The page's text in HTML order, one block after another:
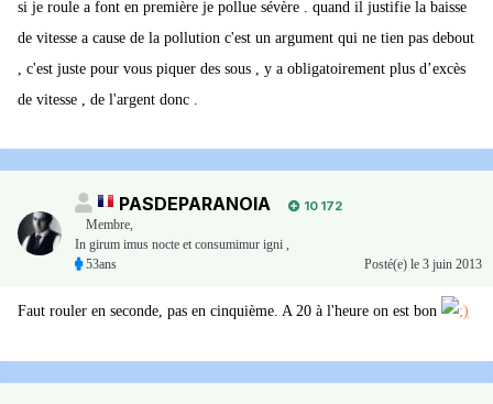
si je roule a font en première je pollue sévère . quand il justifie la baisse
de vitesse a cause de la pollution c'est un argument qui ne tien pas debout
, c'est juste pour vous piquer des sous , y a obligatoirement plus d’excès
de vitesse , de l'argent donc .
PASDEPARANOIA
10 172
Membre
In girum imus nocte et consumimur igni ,
53ans
Posté(e) le 3 juin 2013
Faut rouler en seconde, pas en cinquième. A 20 à l'heure on est bon